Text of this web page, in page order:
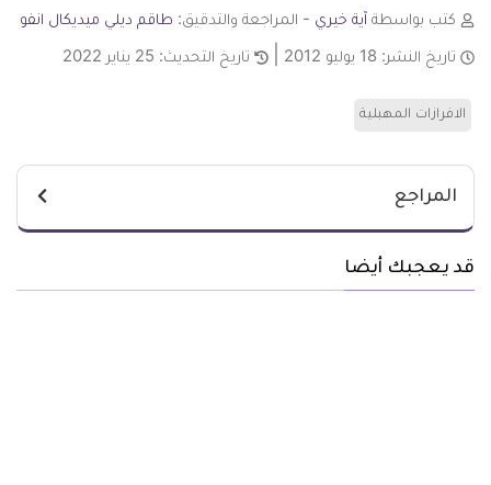
كتب بواسطة آية خيري - المراجعة والتدقيق: طاقم ديلي ميديكال انفو
تاريخ النشر: 18 يوليو 2012 تاريخ التحديث: 25 يناير 2022
الافرازات المهبلية
المراجع
قد يعجبك أيضا